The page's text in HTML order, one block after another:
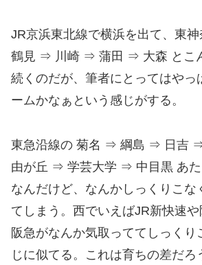
JR京浜東北線で横浜を出て、東
鶴見 ⇒ 川崎 ⇒ 蒲田 ⇒ 大森 とこ
続くのだが、筆者にとってはやっ
ームかなぁという感じがする。
東急沿線の 菊名 ⇒ 綱島 ⇒ 日吉
由が丘 ⇒ 学芸大学 ⇒ 中目黒 あた
なんだけど、なんかしっくりこな
てしまう。西でいえばJR新快速
阪急がなんか気取っててしっくり
じに似てる。これは育ちの差だろ